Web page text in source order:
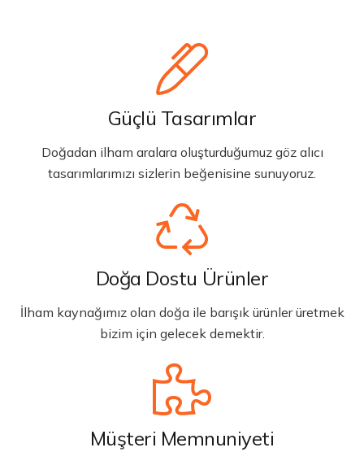
Güçlü Tasarımlar
Doğadan ilham aralara oluşturduğumuz göz alıcı
tasarımlarımızı sizlerin beğenisine sunuyoruz.
Doğa Dostu Ürünler
İlham kaynağımız olan doğa ile barışık ürünler üretmek
bizim için gelecek demektir.
Müşteri Memnuniyeti